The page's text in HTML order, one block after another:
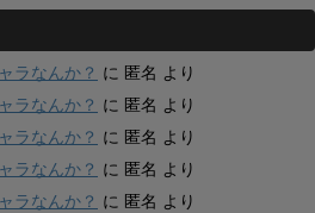
ラなんか？ に 匿名 より
ラなんか？ に 匿名 より
ラなんか？ に 匿名 より
ラなんか？ に 匿名 より
ラなんか？ に 匿名 より